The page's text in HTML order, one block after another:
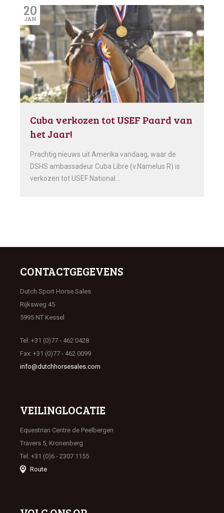
20
JAN
Cuba verkozen tot USEF Paard van
het Jaar!
Prachtig nieuws uit Amerika vandaag, waar de
DSHS ambassadeur Cuba Libre (v.Namelus R) is
verkozen tot USEF National…
CONTACTGEGEVENS
Dutch Sport Horse Sales
Rijksweg 45
5995 NT Kessel
Tel: +31 (0)77 - 462 0428
Fax: +31 (0)77 - 462 0099
info@dutchhorsesales.com
VEILINGLOCATIE
Equestrian Centre de Peelbergen
Travers 5, Kronenberg
Tel: +31 (0)6 - 2307 1155
Route